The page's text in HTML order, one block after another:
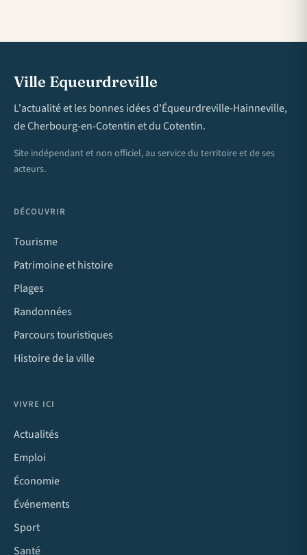
Ville Equeurdreville
L'actualité et les bonnes idées d'Équeurdreville-Hainneville,
de Cherbourg-en-Cotentin et du Cotentin.
Site indépendant et non officiel, au service du territoire et de ses
acteurs.
DÉCOUVRIR
Tourisme
Patrimoine et histoire
Plages
Randonnées
Parcours touristiques
Histoire de la ville
VIVRE ICI
Actualités
Emploi
Économie
Événements
Sport
Santé